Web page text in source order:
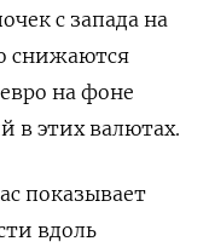
с запада на
снижаются
на фоне
в этих валютах.
показывает
вдоль